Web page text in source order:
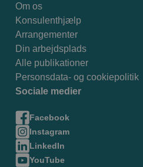
Om os
Konsulenthjælp
Arrangementer
Din arbejdsplads
Alle publikationer
Personsdata- og cookiepolitik
Sociale medier
Facebook
Instagram
LinkedIn
YouTube